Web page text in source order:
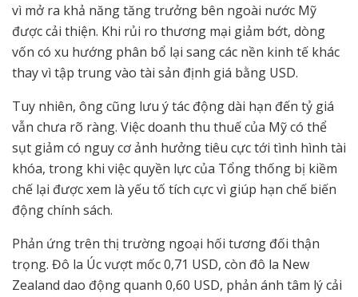
vì mở ra khả năng tăng trưởng bên ngoài nước Mỹ
được cải thiện. Khi rủi ro thương mại giảm bớt, dòng
vốn có xu hướng phân bổ lại sang các nền kinh tế khác
thay vì tập trung vào tài sản định giá bằng USD.
Tuy nhiên, ông cũng lưu ý tác động dài hạn đến tỷ giá
vẫn chưa rõ ràng. Việc doanh thu thuế của Mỹ có thể
sụt giảm có nguy cơ ảnh hưởng tiêu cực tới tình hình tài
khóa, trong khi việc quyền lực của Tổng thống bị kiềm
chế lại được xem là yếu tố tích cực vì giúp hạn chế biến
động chính sách.
Phản ứng trên thị trường ngoại hối tương đối thận
trọng. Đô la Úc vượt mốc 0,71 USD, còn đô la New
Zealand dao động quanh 0,60 USD, phản ánh tâm lý cải